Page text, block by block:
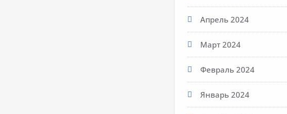
Апрель 2024
Март 2024
Февраль 2024
Январь 2024